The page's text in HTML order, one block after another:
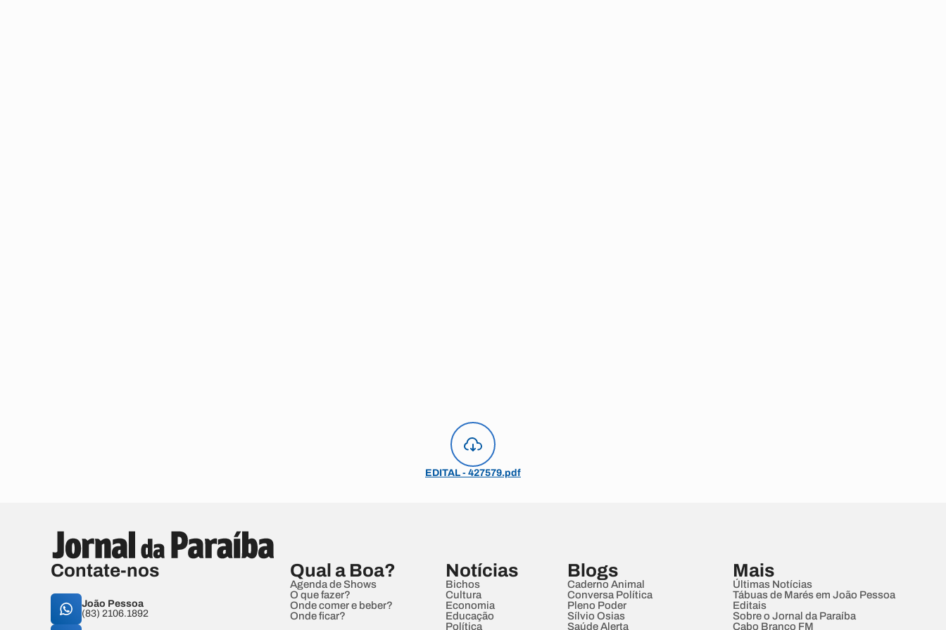
EDITAL - 427579.pdf
Contate-nos
João Pessoa
(83) 2106.1892
Qual a Boa?
Agenda de Shows
O que fazer?
Onde comer e beber?
Onde ficar?
Notícias
Bichos
Cultura
Economia
Educação
Política
Blogs
Caderno Animal
Conversa Política
Pleno Poder
Sílvio Osias
Saúde Alerta
Mais
Últimas Notícias
Tábuas de Marés em João Pessoa
Editais
Sobre o Jornal da Paraíba
Cabo Branco FM